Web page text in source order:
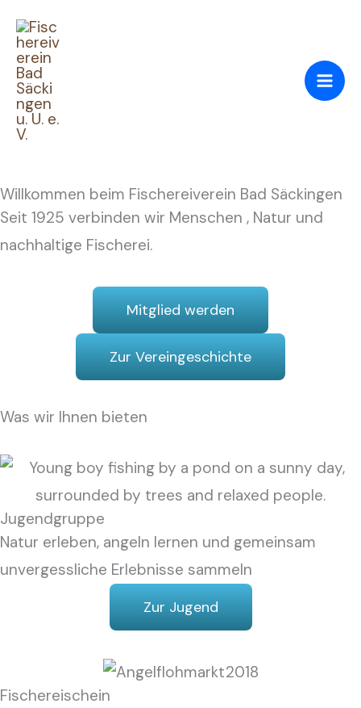
Inhalt
springen
Willkommen beim Fischereiverein Bad Säckingen
Seit 1925 verbinden wir Menschen , Natur und
nachhaltige Fischerei.
Mitglied werden
Zur Vereingeschichte
Was wir Ihnen bieten
Jugendgruppe
Natur erleben, angeln lernen und gemeinsam
unvergessliche Erlebnisse sammeln
Zur Jugend
Fischereischein